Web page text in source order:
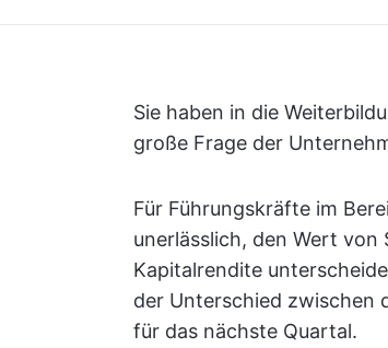
Sie haben in die
große Frage der
Für Führungskräfte im
unerlässlich, den Wert von
Kapitalrendite
der Unterschied zwischen
für das nächste Quartal.